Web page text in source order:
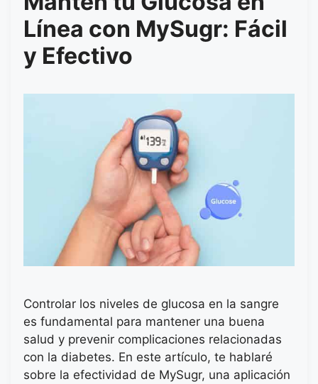
Línea con MySugr: Fácil
y Efectivo
Controlar los niveles de glucosa en la sangre
es fundamental para mantener una buena
salud y prevenir complicaciones relacionadas
con la diabetes. En este artículo, te hablaré
sobre la efectividad de MySugr, una aplicación